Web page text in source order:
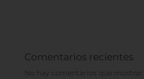
Comentarios recientes
No hay comentarios que mostrar.